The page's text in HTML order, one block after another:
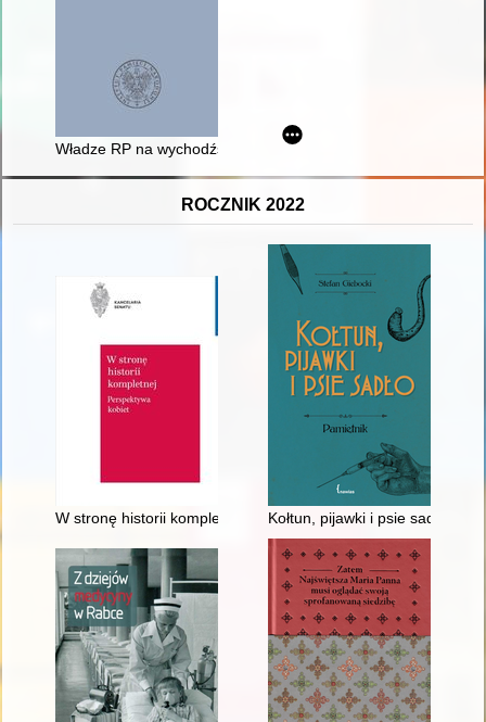
Władze RP na wychodźstwie wobec emigracyjnego rządu
ROCZNIK 2022
W stronę historii kompletnej : perspektywa kobiet
Kołtun, pijawki i psie sadło :